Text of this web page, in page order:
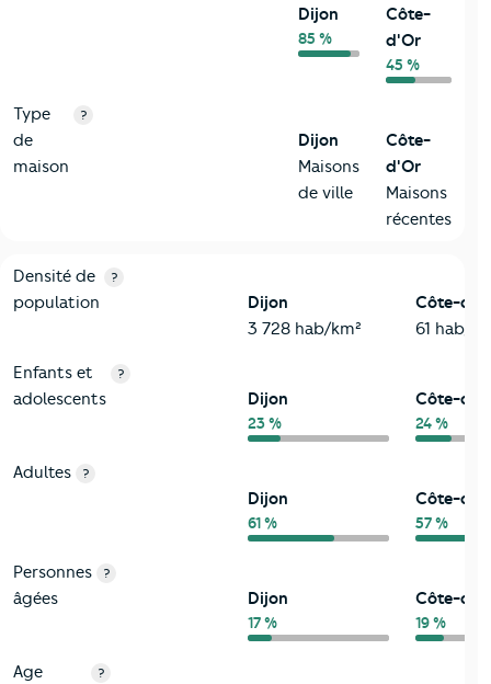
Dijon
85 %
Côte-
d'Or
45 %
Type
de
maison
?
Dijon
Maisons
de ville
Côte-
d'Or
Maisons
récentes
2-Habitants
Critères Dijon
Densité de
population
?
Dijon
3 728 hab/km²
Côte-
61 hab/
Enfants et
adolescents
?
Dijon
23 %
Côte-
24 %
Adultes ?
Dijon
61 %
Côte-
57 %
Personnes
âgées
?
Dijon
17 %
Côte-
19 %
Age
?